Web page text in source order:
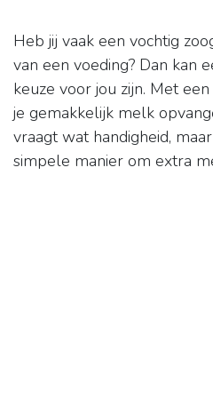
Heb jij vaak een vochtig
van een voeding? Dan kan
keuze voor jou zijn. Met
je gemakkelijk melk
vraagt wat handigheid,
simpele manier om extra